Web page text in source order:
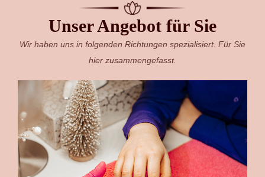
Unser Angebot für Sie
Wir haben uns in folgenden Richtungen spezialisiert. Für Sie
hier zusammengefasst.